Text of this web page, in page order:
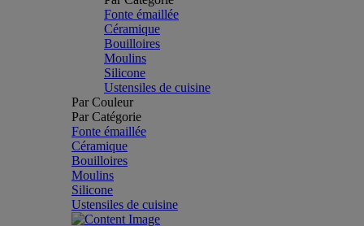
Fonte émaillée
Céramique
Bouilloires
Moulins
Silicone
Ustensiles de cuisine
Par Couleur
Par Catégorie
Fonte émaillée
Céramique
Bouilloires
Moulins
Silicone
Ustensiles de cuisine